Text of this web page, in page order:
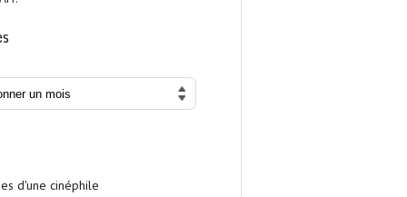
d'une cinéphile